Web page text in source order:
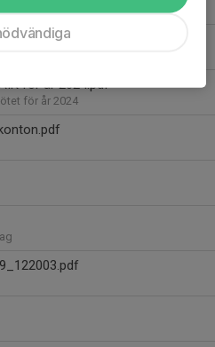
medier.pdf
för år 2024.pdf
för år 2024